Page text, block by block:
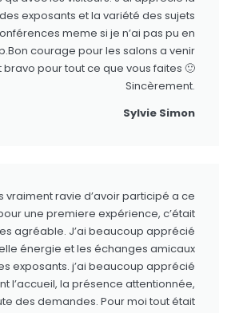
exposants et la variété des sujets
meme si je n’ai pas pu en
courage pour les salons a venir
bravo pour tout ce que vous faites 🙂
Sincèrement.
Sylvie Simon
vraiment ravie d’avoir participé a ce
une premiere expérience, c’était
agréable. J’ai beaucoup apprécié
énergie et les échanges amicaux
exposants. j’ai beaucoup apprécié
l’accueil, la présence attentionnée,
des demandes. Pour moi tout était